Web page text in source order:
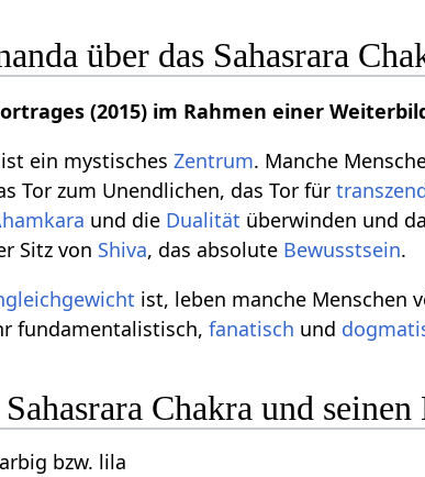
über das Sahasrara
(2015) im Rahmen einer
ist ein mystischesZentrum. Manche
Tor zum Unendlichen, das Tor für
und die Dualität überwinden und
Sitz von Shiva, das absolute Bewusstsein.
ist, leben manche Menschen
fundamentalistisch,fanatisch und
Chakra und seinen
bzw. lila